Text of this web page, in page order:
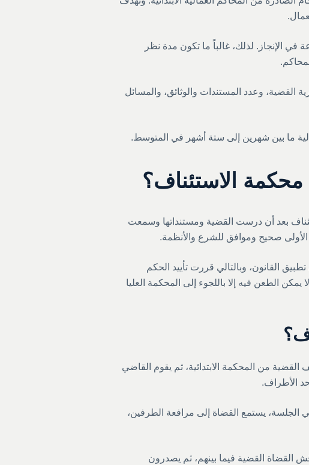
الإنجاز. لذلك، غالباً ما تكون مدة نظر
القضية، وعدد المستندات والوثائق، والمسائل
ما بين شهرين إلى ستة أشهر في المتوسط.
الاستئناف؟
بعد أن درست القضية ومستنداتها وسمعت
صحيح وموافق للشرع والأنظمة.
القانون، وبالتالي قررت تأييد الحكم
يمكن الطعن فيه إلا باللجوء إلى المحكمة العليا
القضية من المحكمة الابتدائية، ثم يقوم القاضي
الأطراف.
الجلسة، يستمع القضاة إلى مرافعة الطرفين،
القضاة القضية فيما بينهم، ثم يصدرون